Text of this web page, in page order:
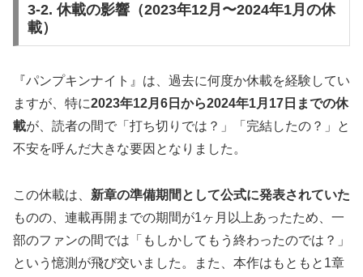
3-2. 休載の影響（2023年12月〜2024年1月の休
載）
『パンプキンナイト』は、過去に何度か休載を経験してい
ますが、特に2023年12月6日から2024年1月17日までの休
載が、読者の間で「打ち切りでは？」「完結したの？」と
不安を呼んだ大きな要因となりました。
この休載は、 新章の準備期間として公式に発表されていた
ものの、連載再開までの期間が1ヶ月以上あったため、一
部のファンの間では「もしかしてもう終わったのでは？」
という憶測が飛び交いました。また、本作はもともと1章